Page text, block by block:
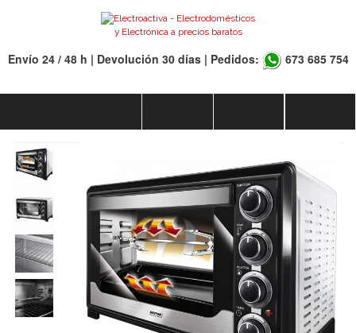
Envío 24 / 48 h | Devolución 30 días | Pedidos: 673 685 754